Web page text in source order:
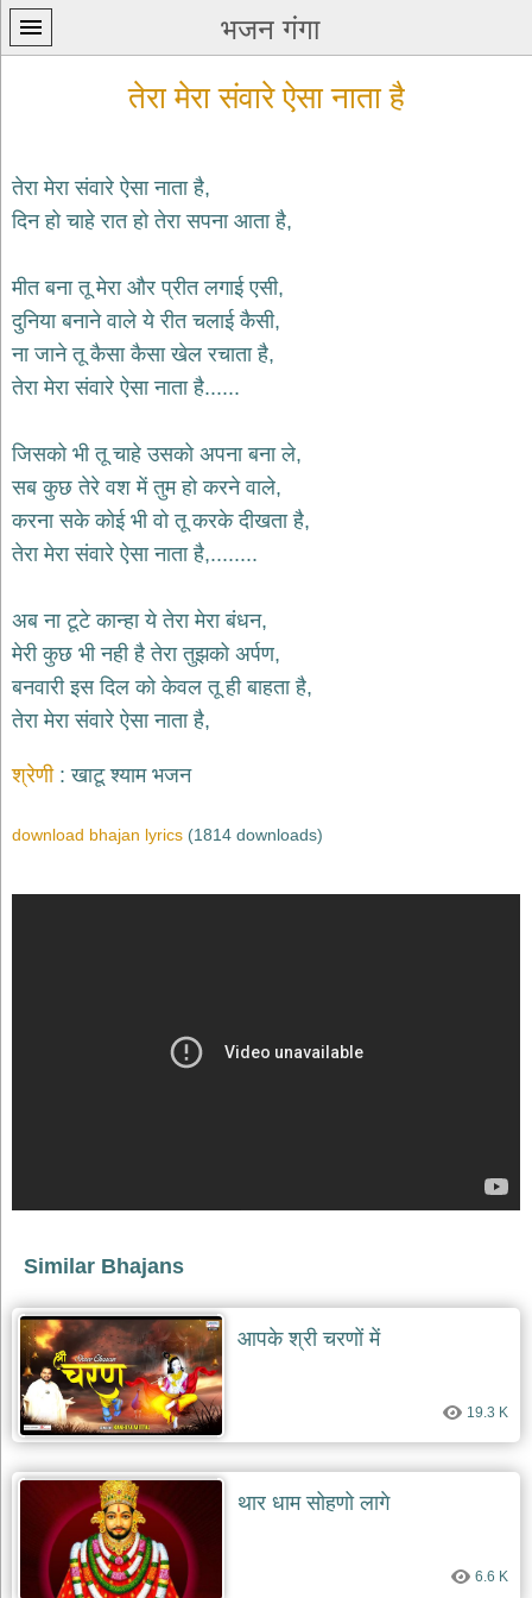
भजन गंगा
प्रथम
कृष्ण
भजन
krishna
bhajans
भजन
bhajans
हनुमान
भजन
साईं
भजन
bhajans
जैन
भजन
jain
दुर्गा
bhajans
bhajans
भजन
bhajans
विष्णु
भजन
vishnu
bhajans
बालक
भजन
baba
nath
तेरा मेरा संवारे ऐसा नाता है
तेरा मेरा संवारे ऐसा नाता है,
दिन हो चाहे रात हो तेरा सपना आता है,
मीत बना तू मेरा और प्रीत लगाई एसी,
दुनिया बनाने वाले ये रीत चलाई कैसी,
ना जाने तू कैसा कैसा खेल रचाता है,
तेरा मेरा संवारे ऐसा नाता है......
जिसको भी तू चाहे उसको अपना बना ले,
सब कुछ तेरे वश में तुम हो करने वाले,
करना सके कोई भी वो तू करके दीखता है,
तेरा मेरा संवारे ऐसा नाता है,........
अब ना टूटे कान्हा ये तेरा मेरा बंधन,
मेरी कुछ भी नही है तेरा तुझको अर्पण,
बनवारी इस दिल को केवल तू ही बाहता है,
तेरा मेरा संवारे ऐसा नाता है,
श्रेणी खाटू श्याम भजन
download bhajan lyrics (1814 downloads)
Similar Bhajans
आपके श्री चरणों में
19.3 K
थार धाम सोहणो लागे
6.6 K